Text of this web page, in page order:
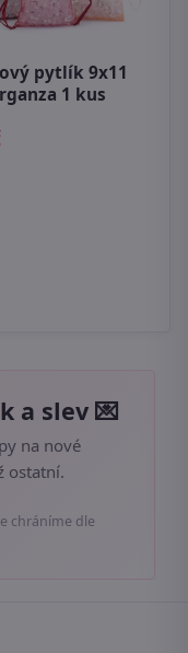
pytlík 9x11
1 kus
a slev 💌
na nové
ostatní.
chráníme dle